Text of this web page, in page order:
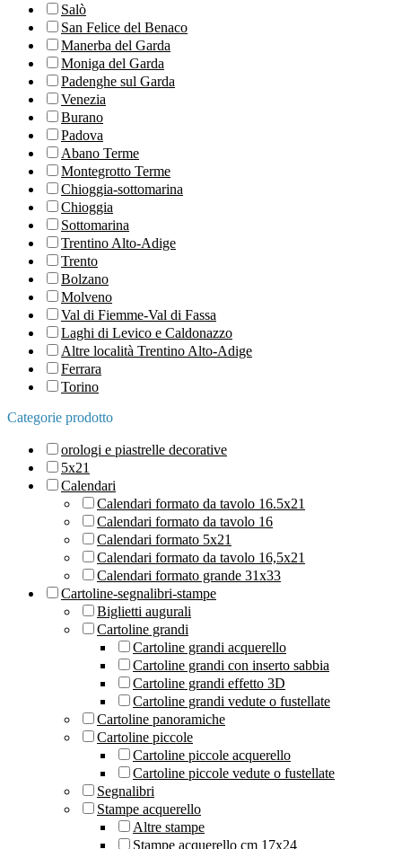
Salò
San Felice del Benaco
Manerba del Garda
Moniga del Garda
Padenghe sul Garda
Venezia
Burano
Padova
Abano Terme
Montegrotto Terme
Chioggia-sottomarina
Chioggia
Sottomarina
Trentino Alto-Adige
Trento
Bolzano
Molveno
Val di Fiemme-Val di Fassa
Laghi di Levico e Caldonazzo
Altre località Trentino Alto-Adige
Ferrara
Torino
Categorie prodotto
orologi e piastrelle decorative
5x21
Calendari
Calendari formato da tavolo 16.5x21
Calendari formato da tavolo 16
Calendari formato 5x21
Calendari formato da tavolo 16,5x21
Calendari formato grande 31x33
Cartoline-segnalibri-stampe
Biglietti augurali
Cartoline grandi
Cartoline grandi acquerello
Cartoline grandi con inserto sabbia
Cartoline grandi effetto 3D
Cartoline grandi vedute o fustellate
Cartoline panoramiche
Cartoline piccole
Cartoline piccole acquerello
Cartoline piccole vedute o fustellate
Segnalibri
Stampe acquerello
Altre stampe
Stampe acquerello cm 17x24